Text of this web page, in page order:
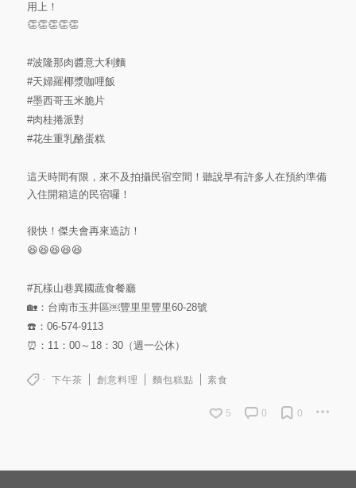
用上！
👏👏👏👏👏
#波隆那肉醬意大利麵
#天婦羅椰漿咖哩飯
#墨西哥玉米脆片
#肉桂捲派對
#花生重乳酪蛋糕
這天時間有限，來不及拍攝民宿空間！聽說早有許多人在預約準備
入住開箱這的民宿囉！
很快！傑夫會再來造訪！
😆😆😆😆😆
#瓦樣山巷異國蔬食餐廳
🏡：台南市玉井區￼豐里里豐里60-28號
☎️：06-574-9113
⏰：11：00～18：30（週一公休）
下午茶 創意料理 麵包糕點 素食
5 0 0